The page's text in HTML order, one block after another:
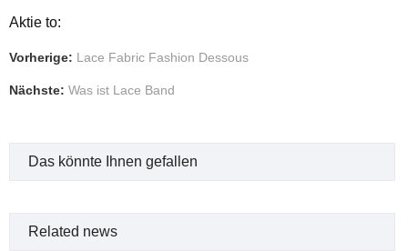
Aktie to:
Vorherige: Lace Fabric Fashion Dessous
Nächste: Was ist Lace Band
Das könnte Ihnen gefallen
Related news